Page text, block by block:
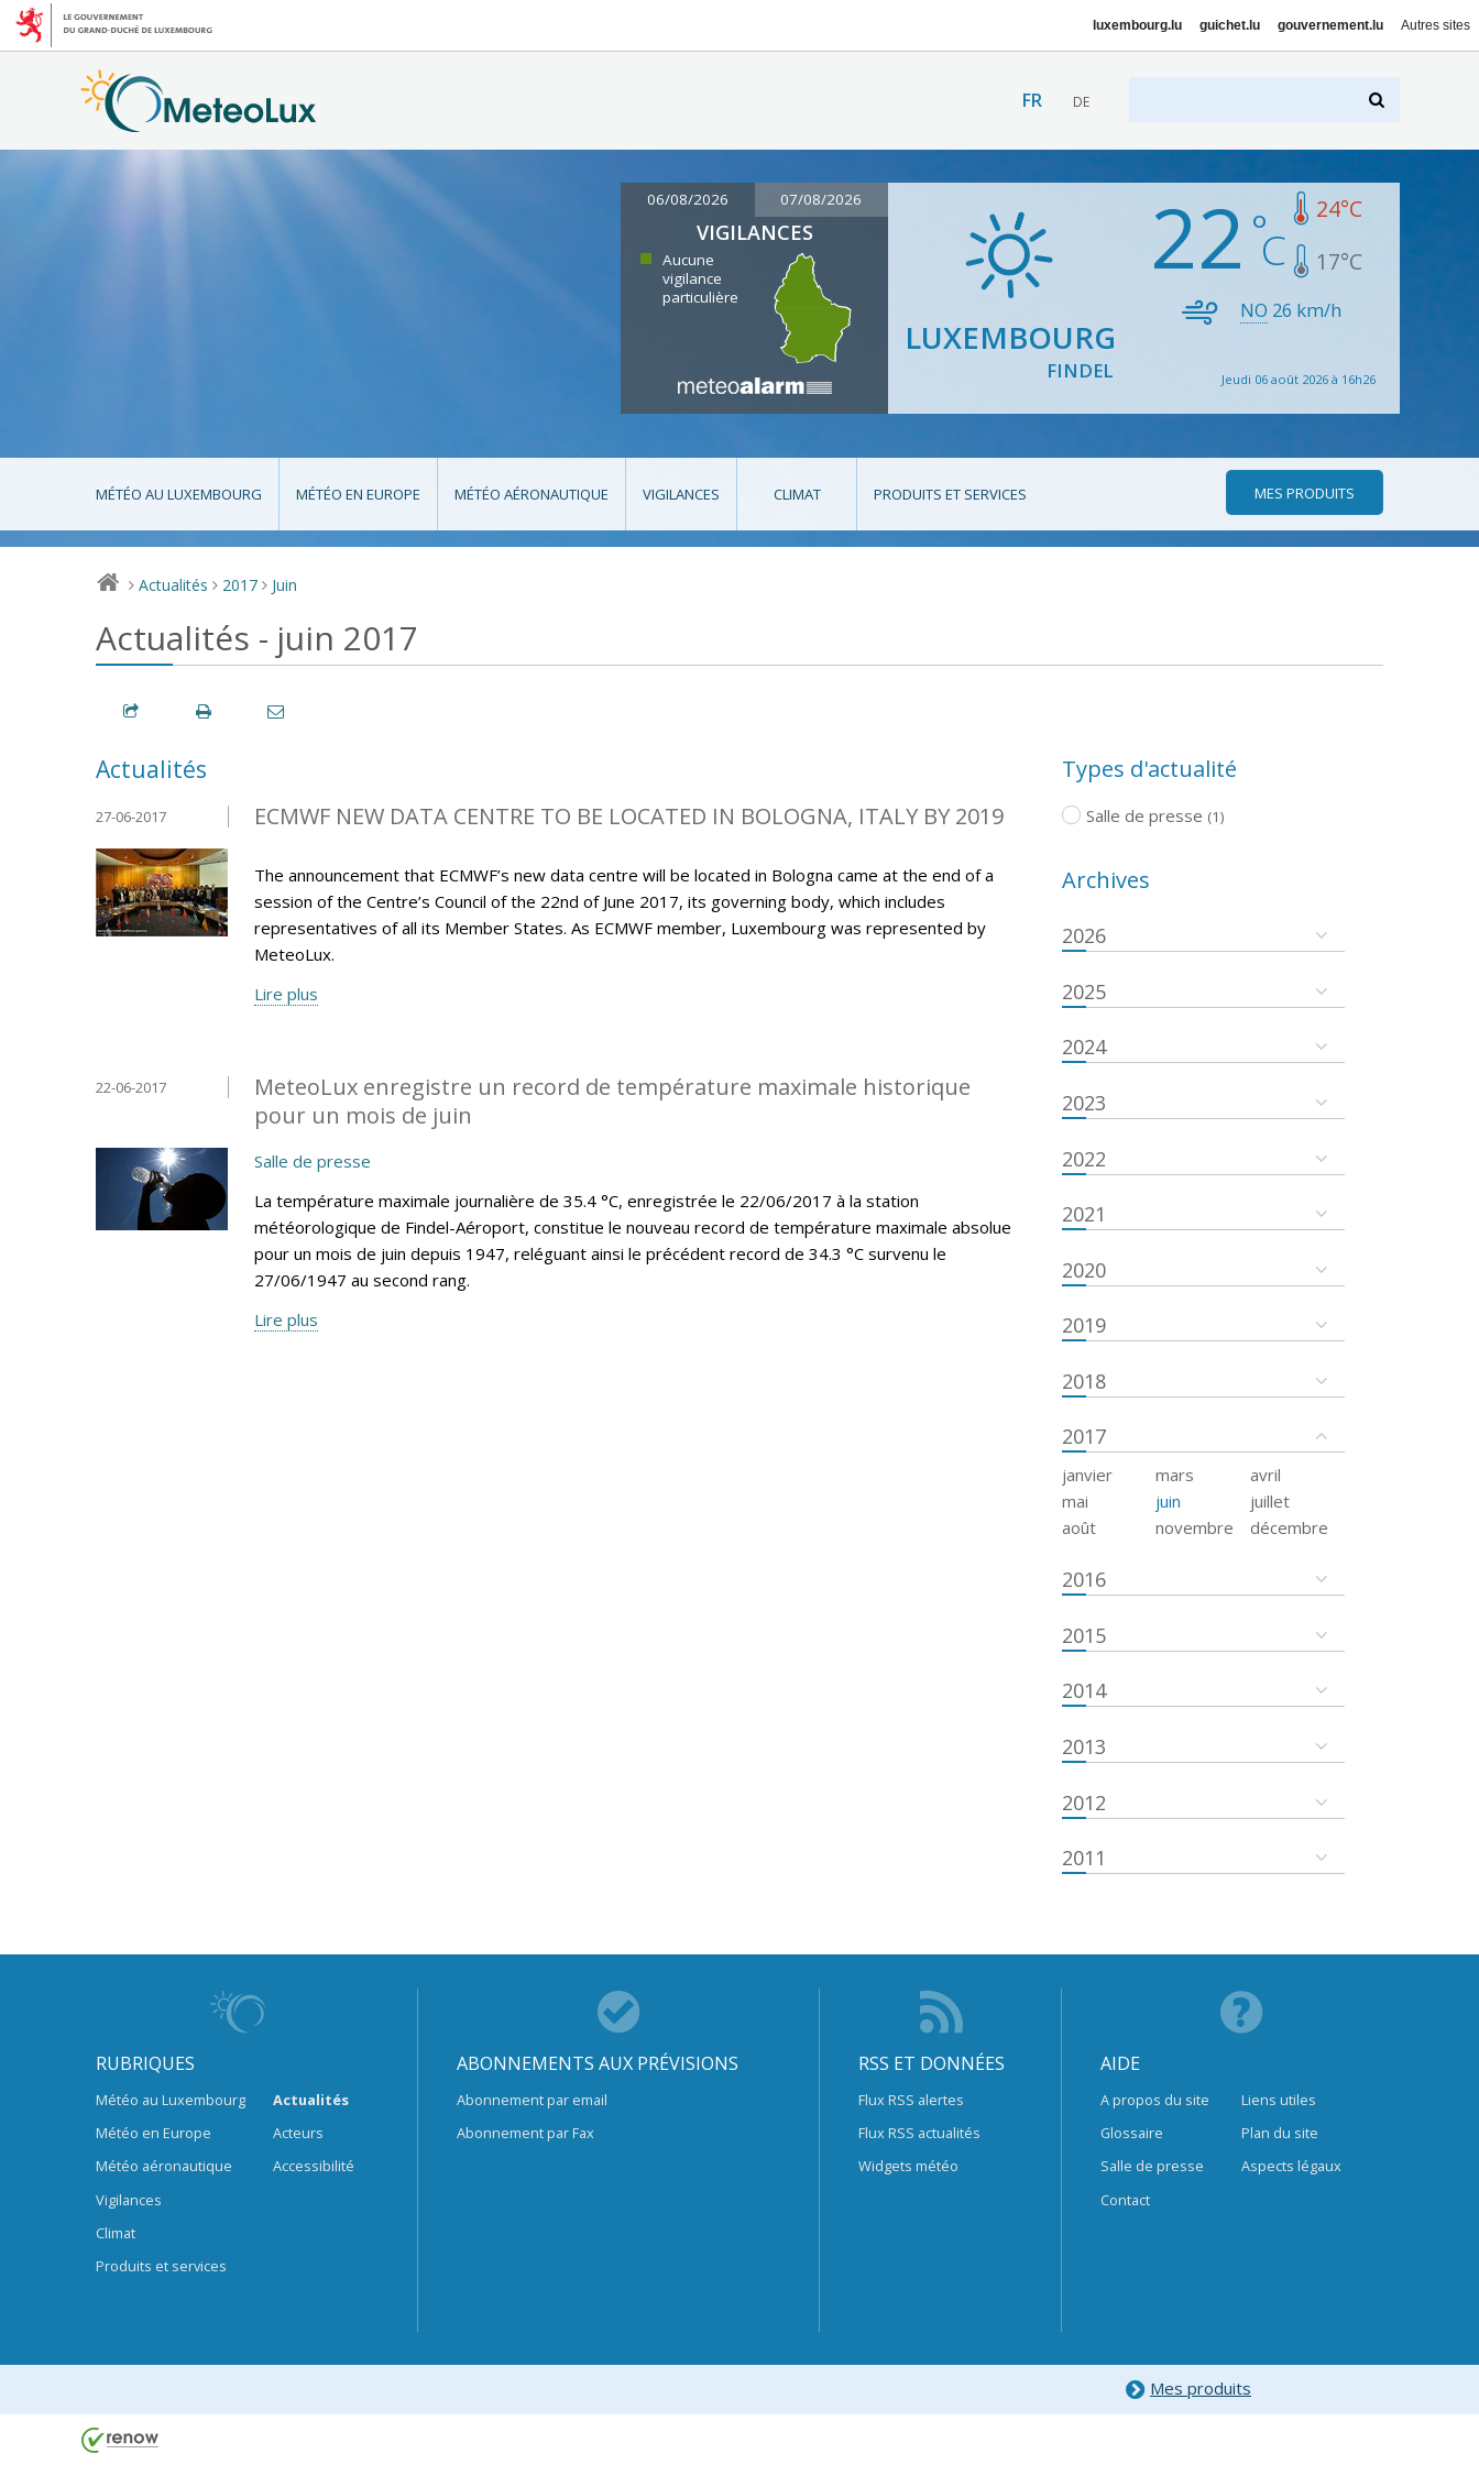
luxembourg.lu guichet.lu gouvernement.lu Autres sites
FR DE
06/08/2026 07/08/2026
VIGILANCES
Aucune
vigilance
particulière
LUXEMBOURG
FINDEL
22 24°C
17°C
NO 26 km/h
Jeudi 06 août 2026 à 16h26
MÉTÉO AU LUXEMBOURG MÉTÉO EN EUROPE MÉTÉO AÉRONAUTIQUE VIGILANCES CLIMAT PRODUITS ET SERVICES MES PRODUITS
> Actualités > 2017 > Juin
Actualités - juin 2017
Actualités
ECMWF NEW DATA CENTRE TO BE LOCATED IN BOLOGNA, ITALY BY 2019
27-06-2017
The announcement that ECMWF’s new data centre will be located in Bologna came at the end of a
session of the Centre’s Council of the 22nd of June 2017, its governing body, which includes
representatives of all its Member States. As ECMWF member, Luxembourg was represented by
MeteoLux.
Lire plus
MeteoLux enregistre un record de température maximale historique
pour un mois de juin
22-06-2017
Salle de presse
La température maximale journalière de 35.4 °C, enregistrée le 22/06/2017 à la station
météorologique de Findel-Aéroport, constitue le nouveau record de température maximale absolue
pour un mois de juin depuis 1947, reléguant ainsi le précédent record de 34.3 °C survenu le
27/06/1947 au second rang.
Lire plus
Types d'actualité
Salle de presse (1)
Archives
2026
2025
2024
2023
2022
2021
2020
2019
2018
2017
janvier mars
avril
mai
juin
juillet
août
novembre décembre
2016
2015
2014
2013
2012
2011
RUBRIQUES
Météo au Luxembourg
Météo en Europe
Météo aéronautique
Vigilances
Climat
Produits et services
Actualités
Acteurs
Accessibilité
ABONNEMENTS AUX PRÉVISIONS
Abonnement par email
Abonnement par Fax
RSS ET DONNÉES
Flux RSS alertes
Flux RSS actualités
Widgets météo
AIDE
A propos du site
Glossaire
Salle de presse
Contact
Liens utiles
Plan du site
Aspects légaux
Mes produits